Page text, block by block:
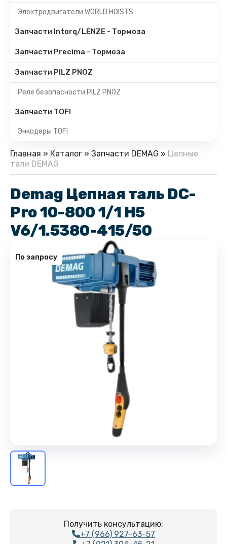
Электродвигатели WORLD HOISTS
Запчасти Intorq/LENZE - Тормоза
Запчасти Precima - Тормоза
Запчасти PILZ PNOZ
Реле безопасности PILZ PNOZ
Запчасти TOFI
Энкодеры TOFI
Главная » Каталог » Запчасти DEMAG » Цепные
тали DEMAG
Demag Цепная таль DC-
Pro 10-800 1/1 H5
V6/1.5380-415/50
По запросу
Получить консультацию:
+7 (966) 927-63-57